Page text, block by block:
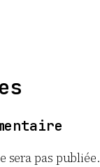
sera pas publiée.